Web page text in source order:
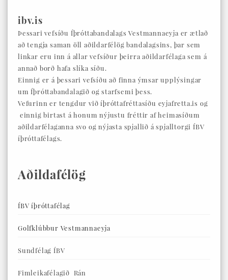
ibv.is
Þessari vefsíðu Íþróttabandalags Vestmannaeyja er ætlað
að tengja saman öll aðildarfélög bandalagsins, þar sem
linkar eru inn á allar vefsíður þeirra aðildarfélaga sem á
annað borð hafa slíka síðu.
Einnig er á þessari vefsíðu að finna ýmsar upplýsingar
um Íþróttabandalagið og starfsemi þess.
Vefurinn er tengdur við íþróttafréttasíðu eyjafretta.is og
einnig birtast á honum nýjustu fréttir af heimasíðum
aðildarfélaganna svo og nýjasta spjallið á spjalltorgi ÍBV
íþróttafélags.
Aðildafélög
ÍBV íþróttafélag
Golfklúbbur Vestmannaeyja
Sundfélag ÍBV
Fimleikafélagið Rán